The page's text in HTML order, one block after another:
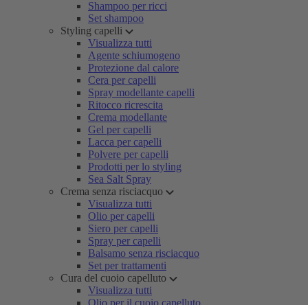
Shampoo per ricci
Set shampoo
Styling capelli
Visualizza tutti
Agente schiumogeno
Protezione dal calore
Cera per capelli
Spray modellante capelli
Ritocco ricrescita
Crema modellante
Gel per capelli
Lacca per capelli
Polvere per capelli
Prodotti per lo styling
Sea Salt Spray
Crema senza risciacquo
Visualizza tutti
Olio per capelli
Siero per capelli
Spray per capelli
Balsamo senza risciacquo
Set per trattamenti
Cura del cuoio capelluto
Visualizza tutti
Olio per il cuoio capelluto